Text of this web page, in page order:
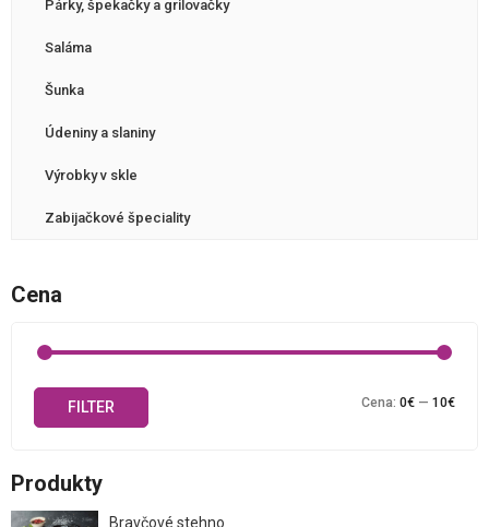
Párky, špekačky a grilovačky
Saláma
Šunka
Údeniny a slaniny
Výrobky v skle
Zabijačkové špeciality
Cena
FILTER Cena: 0€ — 10€
Produkty
Bravčové stehno